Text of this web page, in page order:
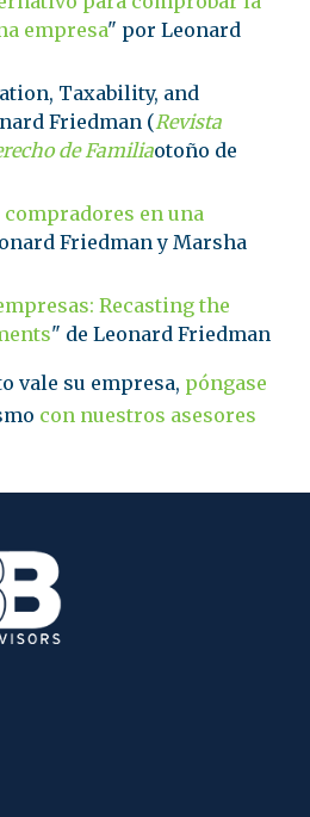
empresa" por Leonard
Taxability, and
Friedman (Revista
de Familiaotoño de
compradores en una
Friedman y Marsha
Recasting the
" de Leonard Friedman
vale su empresa, póngase
con nuestros asesores